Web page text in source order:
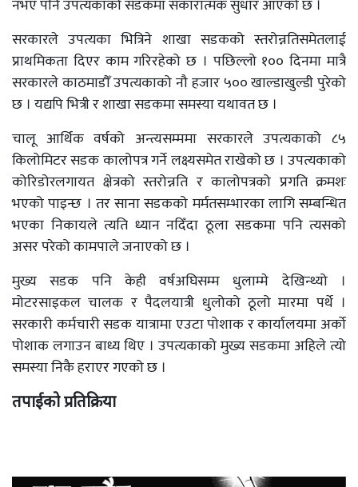
नभए पनि उपत्यकाको सडकमा सकारात्मक सुधार आएको छ ।
सरकारले उपत्यका भित्रिने शाखा सडकको स्तरोन्नतिसमेतलाई
प्राथमिकता दिएर काम गरिरहेको छ । पछिल्लो १०० दिनमा मात्रै
सरकारले काठमाडौँ उपत्यकाको नौ हजार ५०० खाल्डाखुल्डी पुरेको
छ । यद्यपि भित्री र शाखा सडकमा समस्या यथावत छ ।
चालू आर्थिक वर्षको अन्त्यसम्ममा सरकारले उपत्यकाको ८५
किलोमिटर सडक कालोपत्र गर्ने लक्ष्यसमेत राखेको छ । उपत्यकाको
कोरिडोरलगायत क्षेत्रको स्तरोन्नति र कालोपत्रको प्रगति क्रमशः
भएको पाइन्छ । तर साना सडकको मर्मतसम्भारका लागि सम्बन्धित
भएका निकायले त्यति ध्यान नदिँदा ठूला सडकमा पनि त्यसको
असर परेको कामपाले जनाएको छ ।
मुख्य सडक पनि केही वर्षअघिसम्म धुलाम्मे देखिन्थ्यो ।
मोटरसाइकल चालक र पैदलयात्री धुलोको ठूलो मारमा पर्थे ।
सरकारी कर्मचारी सडक यात्रामा एउटा पोशाक र कार्यालयमा अर्को
पोशाक लगाउन बाध्य थिए । उपत्यकाको मुख्य सडकमा अहिले त्यो
समस्या निकै हराएर गएको छ ।
तपाईको प्रतिक्रिया